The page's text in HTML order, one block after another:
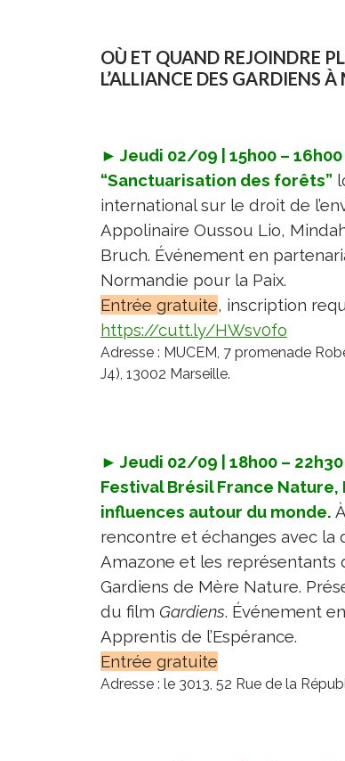
OÙ ET QUAND REJOINDRE
L’ALLIANCE DES GARDIENS À
► Jeudi 02/09 | 15h00 – 16h00
“Sanctuarisation des forêts”
international sur le droit de
Appolinaire Oussou Lio,
Bruch. Événement en
Normandie pour la Paix.
Entrée gratuite, inscription
https://cutt.ly/HWsv0fo
Adresse : MUCEM, 7 promenade
J4), 13002 Marseille.
► Jeudi 02/09 | 18h00 – 22h30
Festival Brésil France Nature,
influences autour du monde.
rencontre et échanges avec la
Amazone et les représentants
Gardiens de Mère Nature.
du film Gardiens. Événement
Apprentis de l’Espérance.
Entrée gratuite
Adresse : le 3013, 52 Rue de la